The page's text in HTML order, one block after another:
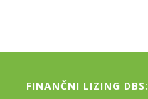
FINANČNI LIZING DBS: